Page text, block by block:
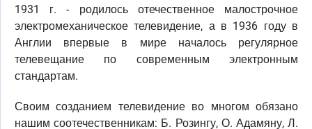
1931 г. - родилось отечественное малострочное
электромеханическое телевидение, а в 1936 году в
Англии впервые в мире началось регулярное
телевещание по современным электронным
стандартам.
Своим созданием телевидение во многом обязано
нашим соотечественникам: Б. Розингу, О. Адамяну, Л.